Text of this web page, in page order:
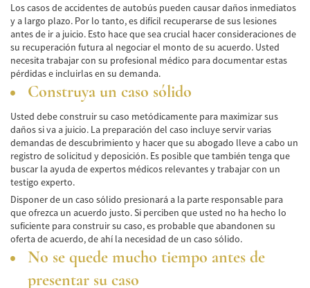
Los casos de accidentes de autobús pueden causar daños inmediatos
y a largo plazo. Por lo tanto, es difícil recuperarse de sus lesiones
antes de ir a juicio. Esto hace que sea crucial hacer consideraciones de
su recuperación futura al negociar el monto de su acuerdo. Usted
necesita trabajar con su profesional médico para documentar estas
pérdidas e incluirlas en su demanda.
Construya un caso sólido
Usted debe construir su caso metódicamente para maximizar sus
daños si va a juicio. La preparación del caso incluye servir varias
demandas de descubrimiento y hacer que su abogado lleve a cabo un
registro de solicitud y deposición. Es posible que también tenga que
buscar la ayuda de expertos médicos relevantes y trabajar con un
testigo experto.
Disponer de un caso sólido presionará a la parte responsable para
que ofrezca un acuerdo justo. Si perciben que usted no ha hecho lo
suficiente para construir su caso, es probable que abandonen su
oferta de acuerdo, de ahí la necesidad de un caso sólido.
No se quede mucho tiempo antes de
presentar su caso